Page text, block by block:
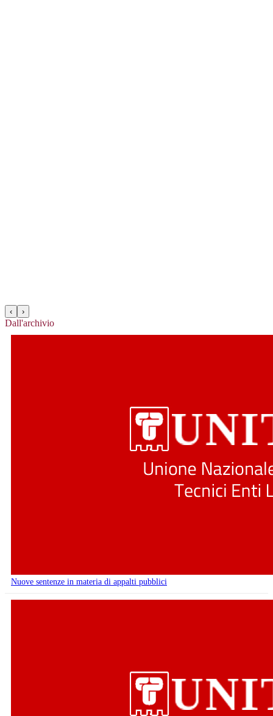
‹ ›
Dall'archivio
Nuove sentenze in materia di appalti pubblici